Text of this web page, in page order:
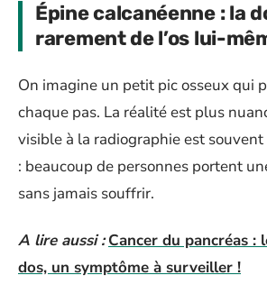
Épine calcanéenne : la
rarement de l’os lui-
On imagine un petit pic osseux qui
chaque pas. La réalité est plus
visible à la radiographie est
: beaucoup de personnes portent
sans jamais souffrir.
A lire aussi : Cancer du pancréas :
dos, un symptôme à surveiller !